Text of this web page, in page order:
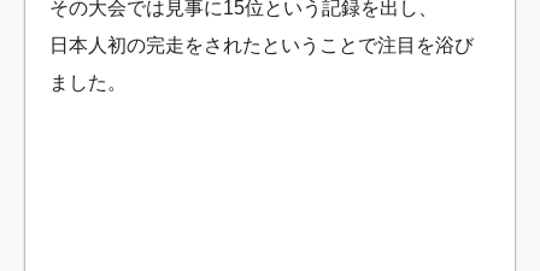
その大会では見事に15位という記録を出し、
日本人初の完走をされたということで注目を浴び
ました。